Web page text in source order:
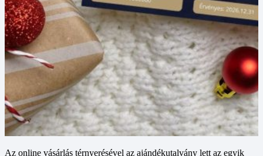
Az online vásárlás térnyerésével az ajándékutalvány lett az egyik